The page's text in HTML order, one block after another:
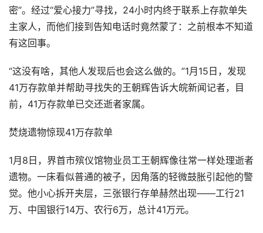
密”。经过“爱心接力”寻找，24小时内终于联系上存款单失
主家人，而他们接到告知电话时竟然蒙了：之前根本不知道
有这回事。
“这没有啥，其他人发现后也会这么做的。”1月15日，发现
41万存款单并帮助寻找失的王朝辉告诉大皖新闻记者，目
前，41万存款单已交还逝者家属。
焚烧遗物惊现41万存款单
1月8日，界首市殡仪馆物业员工王朝辉像往常一样处理逝者
遗物。一床看似普通的被子，因角落的轻微鼓胀引起他的警
觉。他小心拆开夹层，三张银行存单赫然出现——工行21
万、中国银行14万、农行6万，总计41万元。